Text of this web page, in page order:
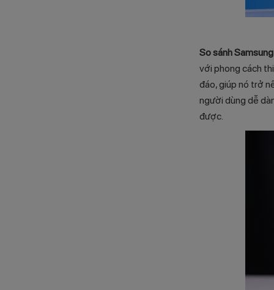
So sánh
với phong cách
đáo, giúp nó trở
người dùng dễ
được.